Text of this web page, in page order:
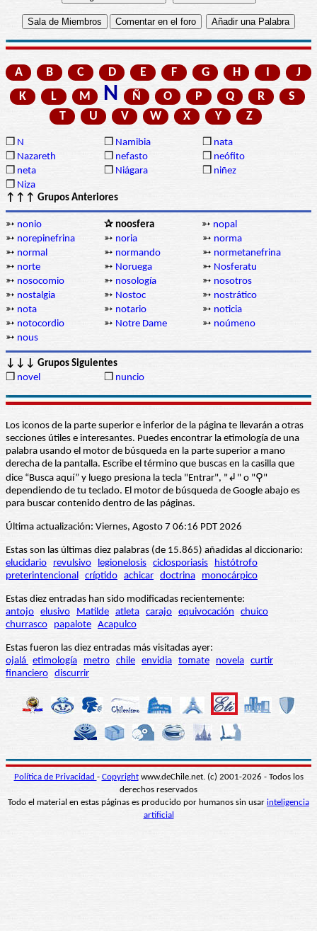
A B C D E F G H I
J
K
L M N Ñ O P Q R
S
T
U V W X Y Z
❒ N ❒ Namibia ❒ nata
❒ Nazareth ❒ nefasto ❒ neófito
❒ neta ❒ Niágara ❒ niñez
❒ Niza
↑↑↑ Grupos Anteriores
➳ nonio ✰ noosfera ➳ nopal
➳ norepinefrina ➳ noria ➳ norma
➳ normal ➳ normando ➳ normetanefrina
➳ norte ➳ Noruega ➳ Nosferatu
➳ nosocomio ➳ nosología ➳ nosotros
➳ nostalgia ➳ Nostoc ➳ nostrático
➳ nota ➳ notario ➳ noticia
➳ notocordio ➳ Notre Dame ➳ noúmeno
➳ nous
↓↓↓ Grupos Siguientes
❒ novel ❒ nuncio
Los iconos de la parte superior e inferior de la página te llevarán a otras
secciones útiles e interesantes. Puedes encontrar la etimología de una
palabra usando el motor de búsqueda en la parte superior a mano
derecha de la pantalla. Escribe el término que buscas en la casilla que
dice “Busca aquí” y luego presiona la tecla "Entrar", "↲" o "⚲"
dependiendo de tu teclado. El motor de búsqueda de Google abajo es
para buscar contenido dentro de las páginas.
Última actualización: Viernes, Agosto 7 06:16 PDT 2026
Estas son las últimas diez palabras (de 15.865) añadidas al diccionario:
elucidario
revulsivo legionelosis ciclosporiasis
histótrofo
preterintencional críptido achicar doctrina monocárpico
Estas diez entradas han sido modificadas recientemente:
antojo elusivo Matilde atleta carajo equivocación
chuico
churrasco
papalote Acapulco
Estas fueron las diez entradas más visitadas ayer:
ojalá etimología metro chile envidia tomate novela curtir
financiero discurrir
Política de Privacidad - Copyrightwww.deChile.net. (c) 2001-2026 - Todos los
derechos reservados
Todo el material en estas páginas es producido por humanos sin usar inteligencia
artificial